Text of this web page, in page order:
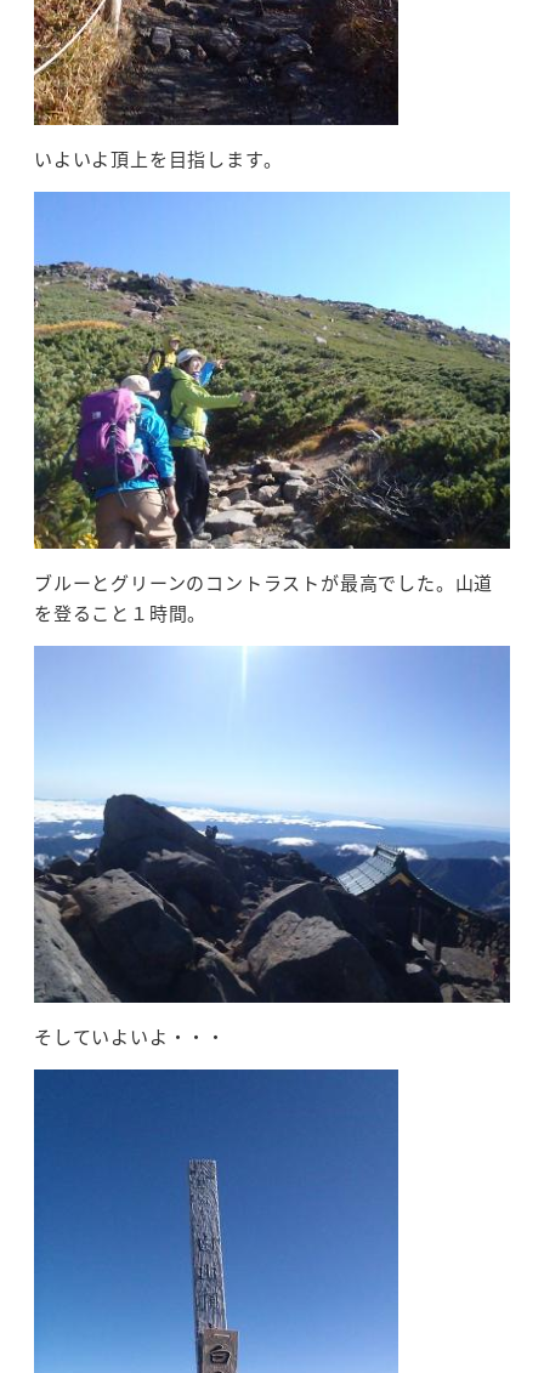
いよいよ頂上を目指します。
ブルーとグリーンのコントラストが最高でした。山道
を登ること１時間。
そしていよいよ・・・